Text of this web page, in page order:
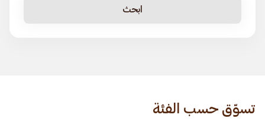
ابحث
تسوّق حسب الفئة